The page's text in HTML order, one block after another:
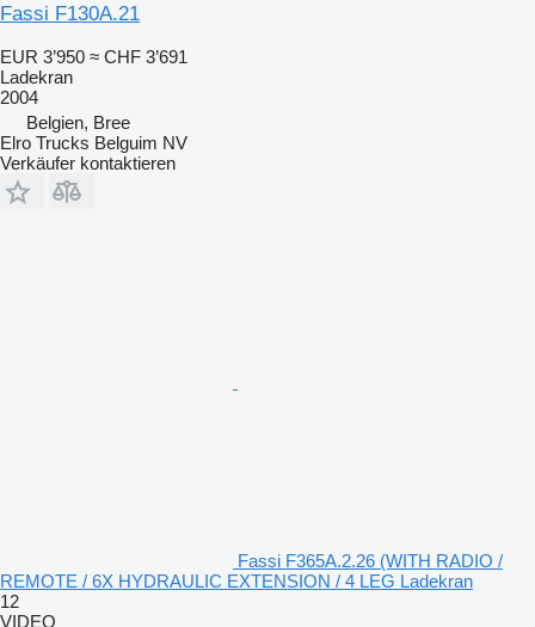
Fassi F130A.21
EUR 3’950 ≈ CHF 3’691
Ladekran
2004
Belgien, Bree
Elro Trucks Belguim NV
Verkäufer kontaktieren
Fassi F365A.2.26 (WITH RADIO /
REMOTE / 6X HYDRAULIC EXTENSION / 4 LEG Ladekran
12
VIDEO